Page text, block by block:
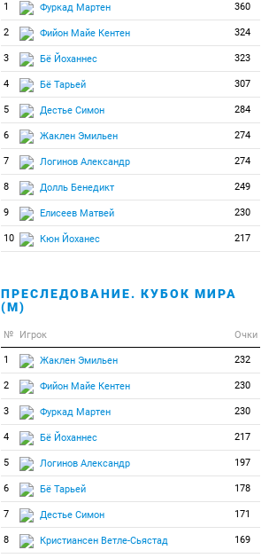
1 Фуркад Мартен 360
2 Фийон Майе Кентен 324
3 Бё Йоханнес 323
4 Бё Тарьей 307
5 Дестье Симон 284
6 Жаклен Эмильен 274
7 Логинов Александр 274
8 Долль Бенедикт 249
9 Елисеев Матвей 230
10 Кюн Йоханес 217
ПРЕСЛЕДОВАНИЕ. КУБОК МИРА
(М)
№ Игрок Очки
1 Жаклен Эмильен 232
2 Фийон Майе Кентен 230
3 Фуркад Мартен 230
4 Бё Йоханнес 217
5 Логинов Александр 197
6 Бё Тарьей 178
7 Дестье Симон 171
8 Кристиансен Ветле-Сьястад 169